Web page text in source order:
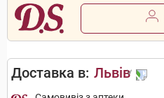
Доставка в: Львів